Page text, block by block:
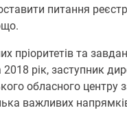
питання
пріоритетів та
2018 рік, заступник
обласного центру
важливих